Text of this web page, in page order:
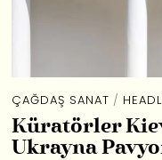
ÇAĞDAŞ SANAT /
Küratörler
Ukrayna